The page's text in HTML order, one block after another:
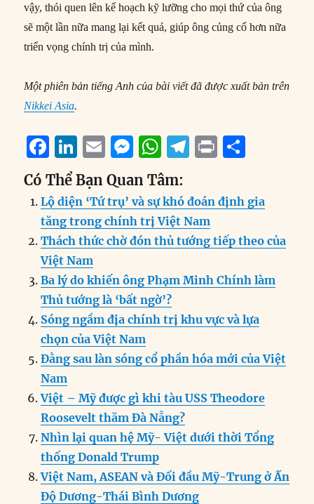
vậy, thói quen lên kế hoạch kỹ lưỡng cho mọi thứ của ông
sẽ một lần nữa mang lại kết quả, giúp ông củng cố hơn nữa
triển vọng chính trị của mình.
Một phiên bản tiếng Anh của bài viết đã được xuất bản trên
Nikkei Asia.
F
a
c
e
b
o
o
k
Li
n
k
e
d
I
n
E
m
ai
l
M
ss
e
n
er
W
h
at
s
A
p
T
e
g
r
m
P
n
t
a
re
Có Thể Bạn Quan Tâm:
Lộ diện ‘Tứ trụ’ và sự khó đoán định gia
tăng trong chính trị Việt Nam
Thách thức chờ đón thủ tướng tiếp theo của
Việt Nam
Ba lý do khiến ông Phạm Minh Chính làm
Thủ tướng là ‘bất ngờ’?
Sóng ngầm địa chính trị khu vực và lựa
chọn của Việt Nam
Đằng sau làn sóng cổ phần hóa mới của Việt
Nam
Việt – Mỹ được gì khi tàu USS Theodore
Roosevelt thăm Đà Nẵng?
Nhìn lại quan hệ Mỹ- Việt dưới thời Tổng
thống Donald Trump
Việt Nam, ASEAN và Đối đầu Mỹ-Trung ở Ấn
Độ Dương-Thái Bình Dương